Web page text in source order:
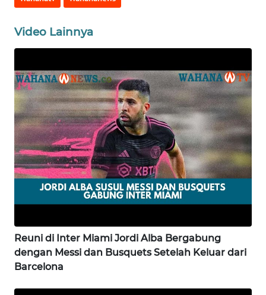
Video Lainnya
Reuni di Inter Miami Jordi Alba Bergabung
dengan Messi dan Busquets Setelah Keluar dari
Barcelona
JAKARTA
JABAR
WN
BANTEN
WN
NTT
KEPRI
WN
PAPUA